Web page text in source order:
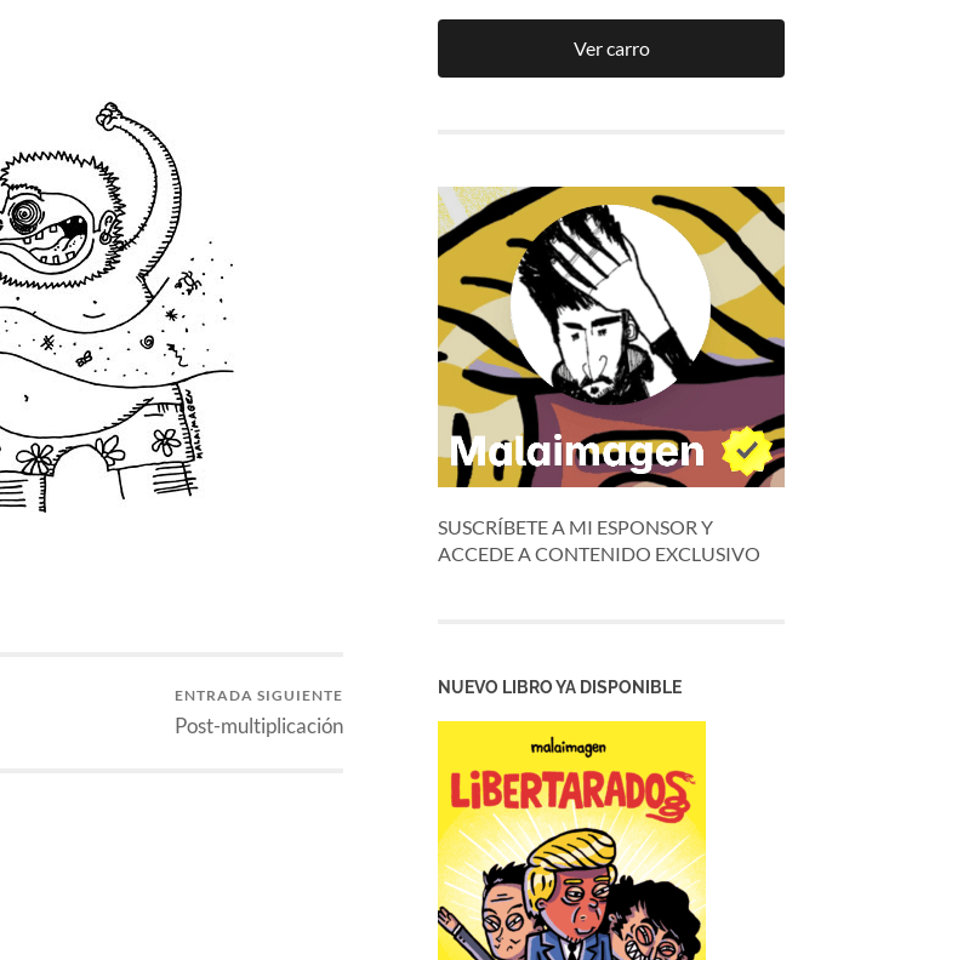
ENTRADA SIGUIENTE
Post-multiplicación
Ver carro
SUSCRÍBETE A MI ESPONSOR Y
ACCEDE A CONTENIDO EXCLUSIVO
NUEVO LIBRO YA DISPONIBLE